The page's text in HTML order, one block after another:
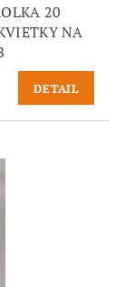
20
NA
DETAIL